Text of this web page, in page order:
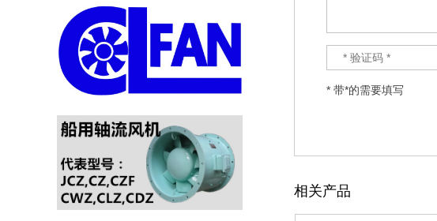
壁、公共场所、会议室
等通风换气，也可适用
于其他适当的场合。
CWZ系列船用小型轴流
通风机采用变环量法设
CZT系列舰船用低噪声轴流
通风机可输送空气、含有盐
雾的海洋空气和含有少量油
雾等的腐蚀性空气，CZT系
列舰船用低噪声轴流通风机
风换气，也可应用于其他适
当的场合。CZT系列舰船用
风机（以下简称通风机）
可输送空气，含有盐雾的
海洋空气和含有油雾等腐
蚀性空气，通风机适用于
船舶上各种舱室的通风换
气、锅炉通风，也可适用
于其他适当的场合。 通风
FA系列船用轴流通风机可
输送空气、含有盐雾的海洋
空气和含有少量油雾等的腐
* 带*的需要填写
相关产品